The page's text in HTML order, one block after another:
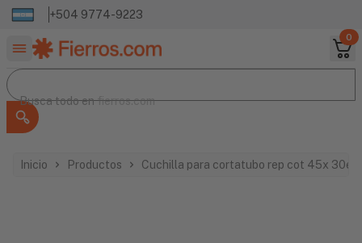
+504 9774-9223
0
Buscar productos
Busca todo en
Busca todo enfierros.com
Inicio Productos Cuchilla para cortatubo rep cot 45x 30e